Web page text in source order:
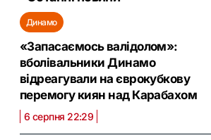
Динамо
«Запасаємось валідолом»:
вболівальники Динамо
відреагували на єврокубкову
перемогу киян над Карабахом
6 серпня 22:29